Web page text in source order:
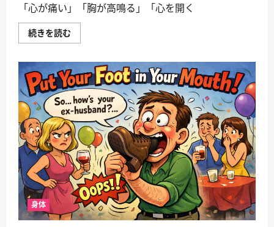
の
表
現
つ
さ
ら
に
読
む
「心が痛い」「胸が高鳴る」「心を開く
続きを読む
で
解
く
英
語
の
心：
感
情
表
現
が
10
倍
豊
か
に
な
る
18
身体